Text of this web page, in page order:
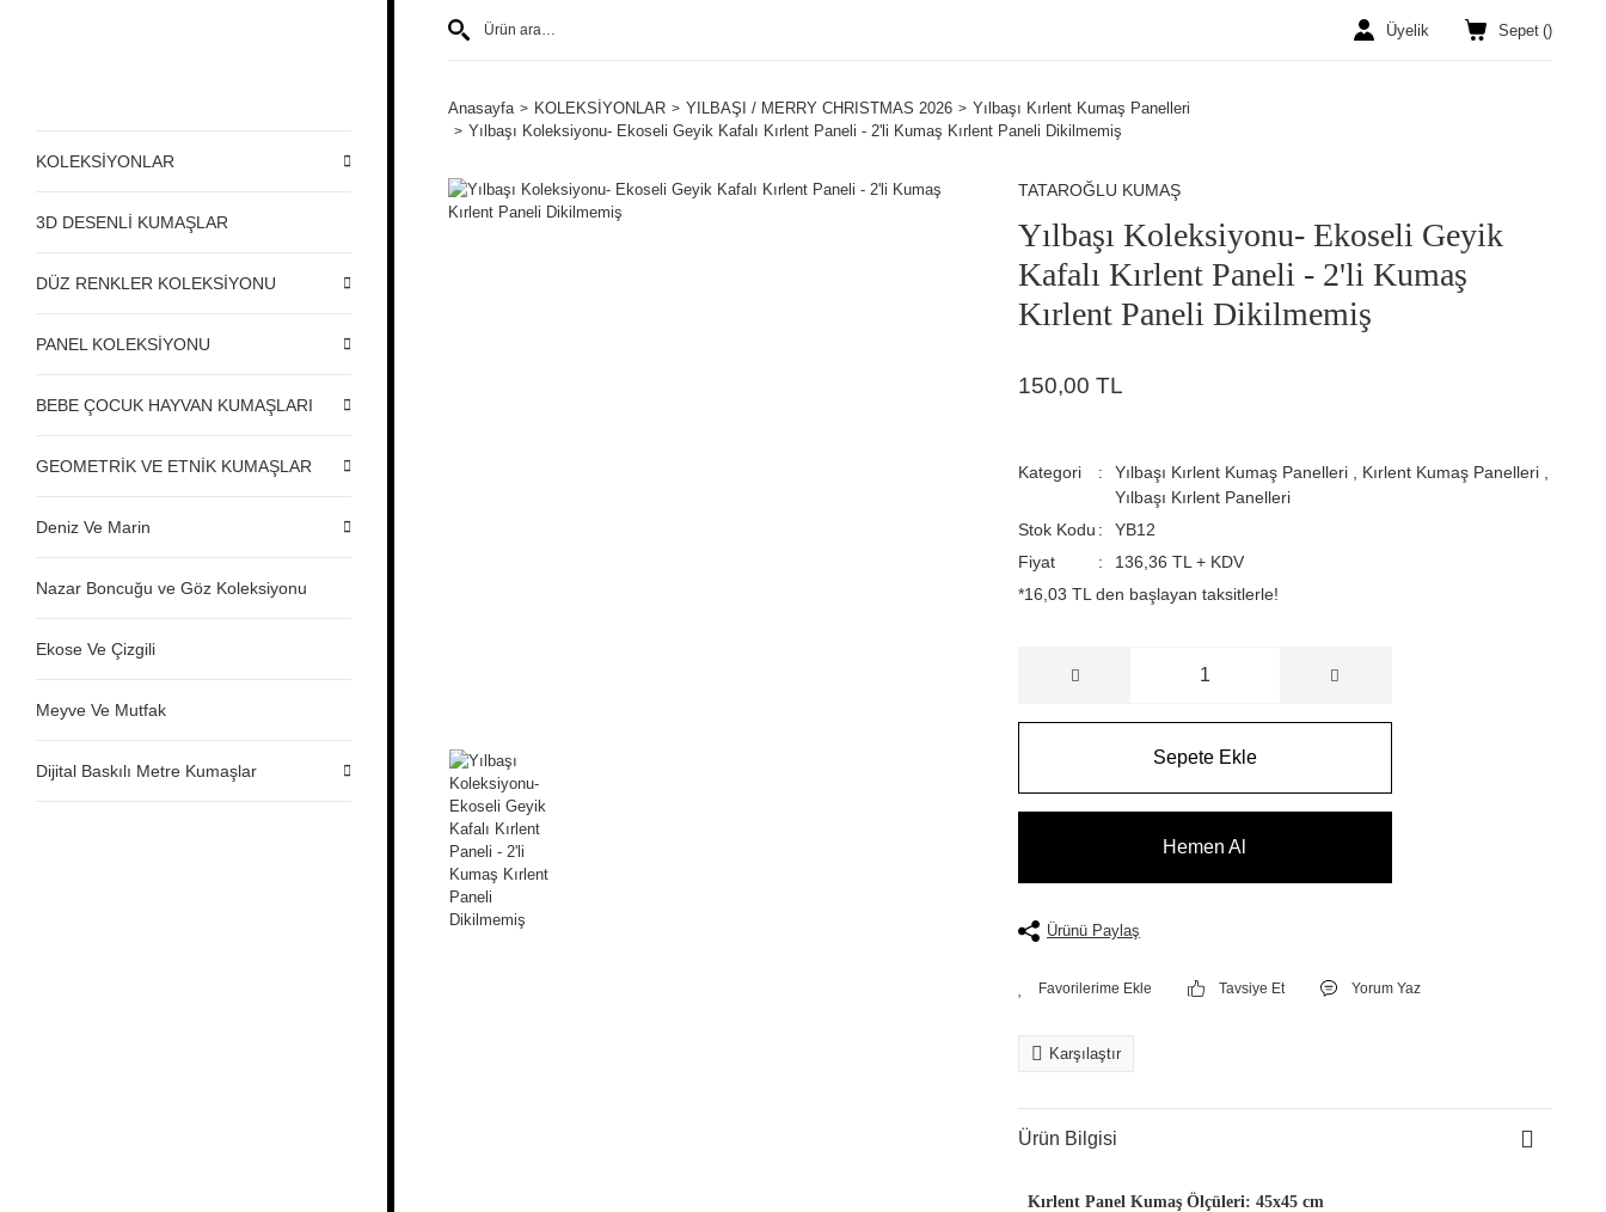
KOLEKSİYONLAR
3D DESENLİ KUMAŞLAR
DÜZ RENKLER KOLEKSİYONU
PANEL KOLEKSİYONU
BEBE ÇOCUK HAYVAN KUMAŞLARI
GEOMETRİK VE ETNİK KUMAŞLAR
Deniz Ve Marin
Nazar Boncuğu ve Göz Koleksiyonu
Ekose Ve Çizgili
Meyve Ve Mutfak
Dijital Baskılı Metre Kumaşlar
Üyelik Sepet ()
Anasayfa KOLEKSİYONLAR YILBAŞI / MERRY CHRISTMAS 2026
Yılbaşı Kırlent Kumaş Panelleri
Yılbaşı Koleksiyonu- Ekoseli Geyik Kafalı Kırlent Paneli - 2'li Kumaş Kırlent Paneli Dikilmemiş
TATAROĞLU KUMAŞ
Yılbaşı Koleksiyonu- Ekoseli Geyik
Kafalı Kırlent Paneli - 2'li Kumaş
Kırlent Paneli Dikilmemiş
150,00 TL
Kategori Yılbaşı Kırlent Kumaş Panelleri Kırlent Kumaş Panelleri
Yılbaşı Kırlent Panelleri
Stok Kodu
YB12
Fiyat
136,36 TL + KDV
*16,03 TL den başlayan taksitlerle!
Sepete Ekle
Hemen Al
Ürünü Paylaş
Tavsiye Et Yorum Yaz
Karşılaştır
Ürün Bilgisi
Kırlent Panel Kumaş Ölçüleri: 45x45 cm